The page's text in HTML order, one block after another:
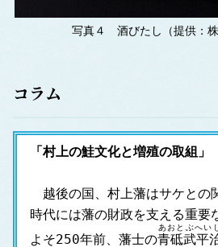
写真４ 酒びたし（提供：株
コラム
「村上の鮭文化と増殖の取組」
越後の国、村上藩はサケとの
時代には藩の財政を支える重要
よそ250年前、藩士の青砥武平
あおとぶへい